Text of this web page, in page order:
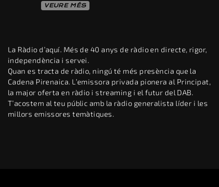
VEURE MÉS
La Ràdio d’aquí. Més de 40 anys de ràdio en directe, rigor,
independència i servei.
Quan es tracta de ràdio, ningú té més presència que la
Cadena Pirenaica. L’emissora privada pionera al Principat,
la major oferta en ràdio i streaming i el futur del DAB.
T’acostem al teu públic amb la ràdio generalista líder i les
millors emissores temàtiques.